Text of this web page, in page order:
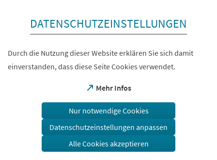
DATENSCHUTZEINSTELLUNGEN
Durch die Nutzung dieser Website erklären Sie sich damit
einverstanden, dass diese Seite Cookies verwendet.
Mehr Infos
(Öffnet
einem
Tab)
Nur notwendige Cookies
Datenschutzeinstellungen anpassen
Alle Cookies akzeptieren